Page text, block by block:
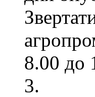
8.00 до
3.